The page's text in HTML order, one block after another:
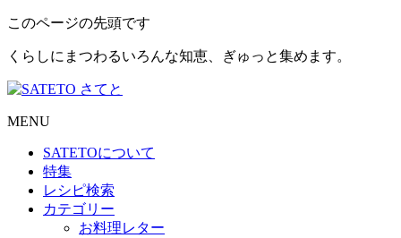
このページの先頭です
くらしにまつわるいろんな知恵、ぎゅっと集めます。
MENU
SATETOについて
特集
レシピ検索
カテゴリー
お料理レター